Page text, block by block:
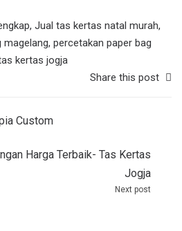
, Jual tas kertas natal murah,
magelang, percetakan paper bag
kertas jogja
Share this post
Custom
Harga Terbaik- Tas Kertas
Jogja
Next post